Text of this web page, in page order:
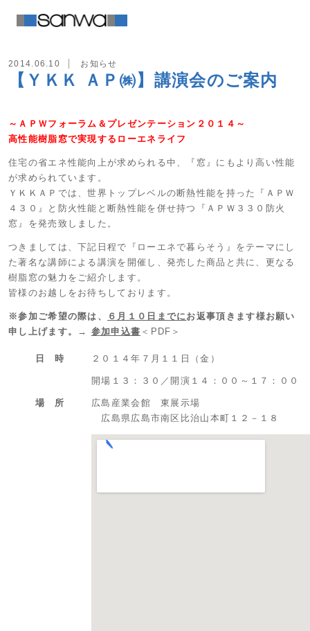
2014.06.10 お知らせ
【ＹＫＫ ＡＰ㈱】講演会のご案内
～ＡＰＷフォーラム＆プレゼンテーション２０１４～
高性能樹脂窓で実現するローエネライフ
住宅の省エネ性能向上が求められる中、『窓』にもより高い性能
が求められています。
ＹＫＫＡＰでは、世界トップレベルの断熱性能を持った『ＡＰＷ
４３０』と防火性能と断熱性能を併せ持つ『ＡＰＷ３３０防火
窓』を発売致しました。
つきましては、下記日程で『ローエネで暮らそう』をテーマにし
た著名な講師による講演を開催し、発売した商品と共に、更なる
樹脂窓の魅力をご紹介します。
皆様のお越しをお待ちしております。
※参加ご希望の際は、 ６月１０日までにお返事頂きます様お願い
申し上げます。→ 参加申込書 ＜PDF＞
日 時 ２０１４年７月１１日（金）
開場１３：３０／開演１４：００～１７：００
場 所
広島産業会館 東展示場
広島県広島市南区比治山本町１２－１８